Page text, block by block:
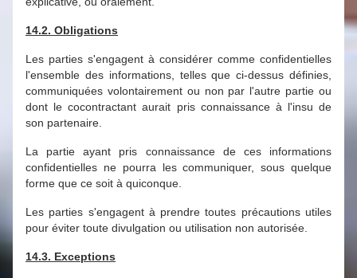
14.2. Obligations
Les parties s'engagent à considérer comme confidentielles
l'ensemble des informations, telles que ci-dessus définies,
communiquées volontairement ou non par l'autre partie ou
dont le cocontractant aurait pris connaissance à l'insu de
son partenaire.
La partie ayant pris connaissance de ces informations
confidentielles ne pourra les communiquer, sous quelque
forme que ce soit à quiconque.
Les parties s'engagent à prendre toutes précautions utiles
pour éviter toute divulgation ou utilisation non autorisée.
14.3. Exceptions